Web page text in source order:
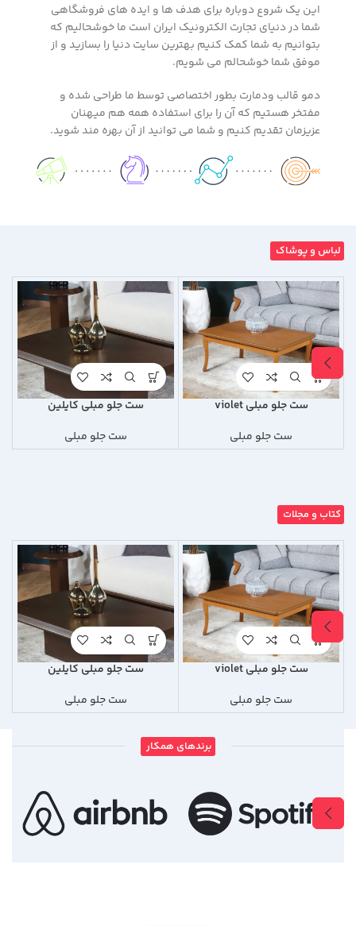
این یک شروع دوباره برای هدف ها و ایده های فروشگاهی
شما در دنیای تجارت الکترونیک ایران است ما خوشحالیم که
بتوانیم به شما کمک کنیم بهترین سایت دنیا را بسازید و از
موفق شما خوشحالم می شویم.
دمو قالب ودمارت بطور اختصاصی توسط ما طراحی شده و
مفتخر هستیم که آن را برای استفاده همه هم میهنان
عزیزمان تقدیم کنیم و شما می توانید از آن بهره مند شوید.
لباس و پوشاک
ست جلو مبلی violet
ست جلو مبلی
ست جلو مبلی کایلین
ست جلو مبلی
کتاب و مجلات
ست جلو مبلی violet
ست جلو مبلی
ست جلو مبلی کایلین
ست جلو مبلی
برندهای همکار